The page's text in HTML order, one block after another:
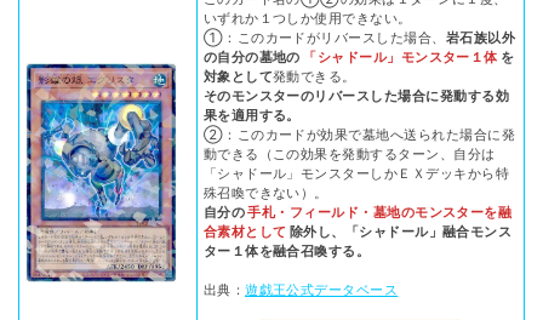
いずれか１つしか使用できない。
①：このカードがリバースした場合、 岩石族以外
の自分の墓地の
「シャドール」モンスター１体 を
対象として発動できる。
そのモンスターのリバースした場合に発動する効
果を適用する。
②：このカードが効果で墓地へ送られた場合に発
動できる（この効果を発動するターン、自分は
「シャドール」モンスターしかＥＸデッキから特
殊召喚できない）。
自分の手札・フィールド・墓地のモンスターを融
合素材として 除外し、「シャドール」融合モンス
ター１体を融合召喚する。
出典：遊戯王公式データベース